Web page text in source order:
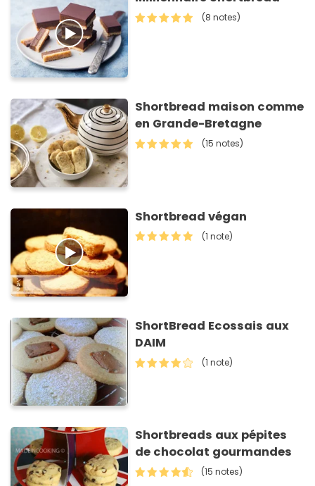
(8 notes)
Shortbread maison comme
en Grande-Bretagne
(15 notes)
Shortbread végan
(1 note)
ShortBread Ecossais aux
DAIM
(1 note)
Shortbreads aux pépites
de chocolat gourmandes
(15 notes)